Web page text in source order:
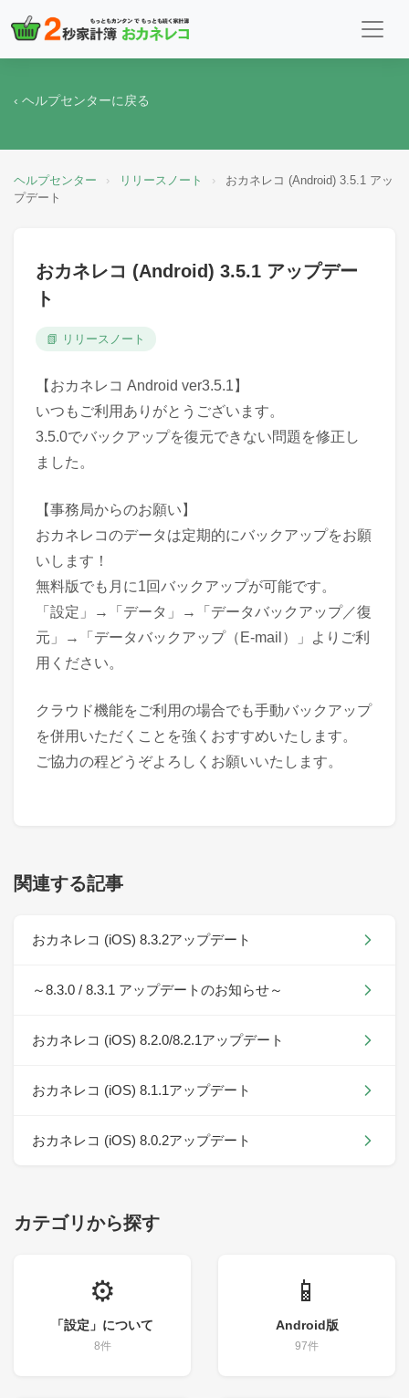
‹ ヘルプセンターに戻る
ヘルプセンター › リリースノート ›
おカネレコ (Android) 3.5.1 アッ
プデート
おカネレコ (Android) 3.5.1 アップデー
ト
📗 リリースノート
【おカネレコ Android ver3.5.1】
いつもご利用ありがとうございます。
3.5.0でバックアップを復元できない問題を修正し
ました。
【事務局からのお願い】
おカネレコのデータは定期的にバックアップをお願
いします！
無料版でも月に1回バックアップが可能です。
「設定」→「データ」→「データバックアップ／復
元」→「データバックアップ（E-mail）」よりご利
用ください。
クラウド機能をご利用の場合でも手動バックアップ
を併用いただくことを強くおすすめいたします。
ご協力の程どうぞよろしくお願いいたします。
関連する記事
おカネレコ (iOS) 8.3.2アップデート
～8.3.0 / 8.3.1 アップデートのお知らせ～
おカネレコ (iOS) 8.2.0/8.2.1アップデート
おカネレコ (iOS) 8.1.1アップデート
おカネレコ (iOS) 8.0.2アップデート
カテゴリから探す
⚙️
「設定」について
8件
📱
Android版
97件